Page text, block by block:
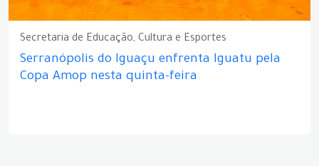
Secretaria de Educação, Cultura e Esportes
Serranópolis do Iguaçu enfrenta Iguatu pela
Copa Amop nesta quinta-feira